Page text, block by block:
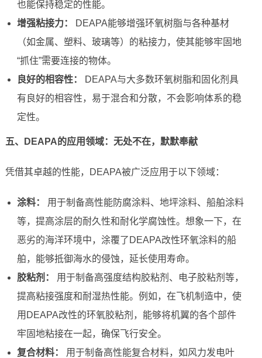
也能保持稳定的性能。
增强粘接力：
DEAPA能够增强环氧树脂与各种基材
（如金属、塑料、玻璃等）的粘接力，使其能够牢固地
“抓住”需要连接的物体。
良好的相容性：
DEAPA与大多数环氧树脂和固化剂具
有良好的相容性，易于混合和分散，不会影响体系的稳
定性。
五、DEAPA的应用领域：无处不在，默默奉献
凭借其卓越的性能，DEAPA被广泛应用于以下领域：
涂料：
用于制备高性能防腐涂料、地坪涂料、船舶涂料
等，提高涂层的耐久性和耐化学腐蚀性。想象一下，在
恶劣的海洋环境中，涂覆了DEAPA改性环氧涂料的船
舶，能够抵御海水的侵蚀，延长使用寿命。
胶粘剂：
用于制备高强度结构胶粘剂、电子胶粘剂等，
提高粘接强度和耐湿热性能。例如，在飞机制造中，使
用DEAPA改性的环氧胶粘剂，能够将机翼的各个部件
牢固地粘接在一起，确保飞行安全。
复合材料：
用于制备高性能复合材料，如风力发电叶